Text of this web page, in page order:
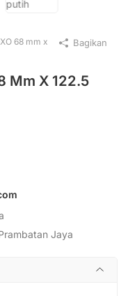
68 mm x
Mm X 122.5
Jaya
Bagikan